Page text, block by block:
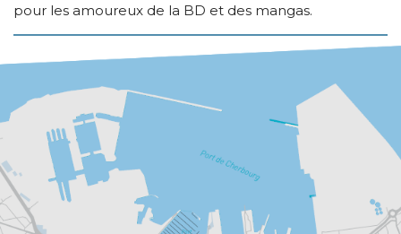
pour les amoureux de la BD et des mangas.